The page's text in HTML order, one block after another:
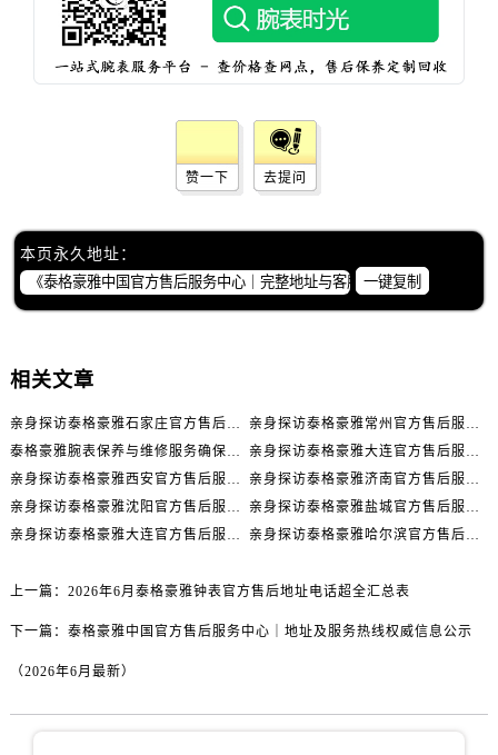
赞一下 去提问
本页永久地址：
一键复制
相关文章
亲身探访泰格豪雅石家庄官方售后服务中心｜全新官方服务电话与地址（2026年7月最新）
亲身探访泰格豪雅常州官方售后服务中心｜热线电话与网点地址（2026年7月最新）
泰格豪雅腕表保养与维修服务确保精准运行权威公示（2026年7月最新）
亲身探访泰格豪雅大连官方售后服务中心｜全新地址及服务热线（2026年7月最新）
亲身探访泰格豪雅西安官方售后服务中心｜全新地址和售后电话（2026年7月最新）
亲身探访泰格豪雅济南官方售后服务中心｜网点地址及官方服务电话（2026年7月最新）
亲身探访泰格豪雅沈阳官方售后服务中心｜网点地址及官方服务电话（2026年7月最新）
亲身探访泰格豪雅盐城官方售后服务中心｜网点地址与官方电话（2026年7月最新）
亲身探访泰格豪雅大连官方售后服务中心｜全新地址电话一览（2026年7月最新）
亲身探访泰格豪雅哈尔滨官方售后服务中心｜详细地址与售后电话（2026年7月最新）
上一篇： 2026年6月泰格豪雅钟表官方售后地址电话超全汇总表
下一篇： 泰格豪雅中国官方售后服务中心｜地址及服务热线权威信息公示
（2026年6月最新）